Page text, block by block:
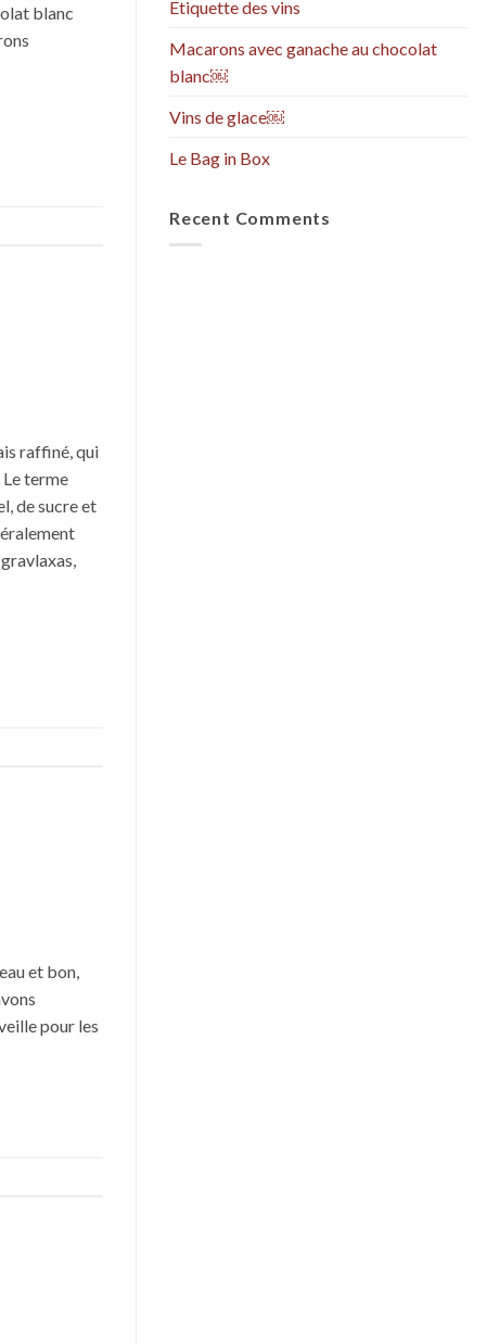
blanc
raffiné, qui
terme
de sucre et
et bon,
pour les
Etiquette des vins
Macarons avec ganache au chocolat
blanc￼
Vins de glace￼
Le Bag in Box
Recent Comments